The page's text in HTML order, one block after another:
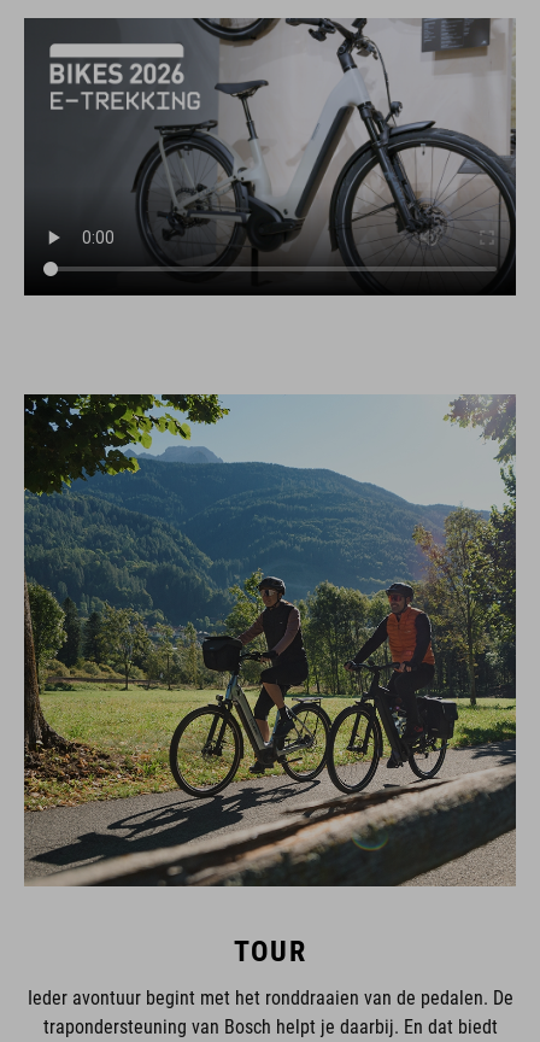
TOUR
Ieder avontuur begint met het ronddraaien van de pedalen. De
trapondersteuning van Bosch helpt je daarbij. En dat biedt